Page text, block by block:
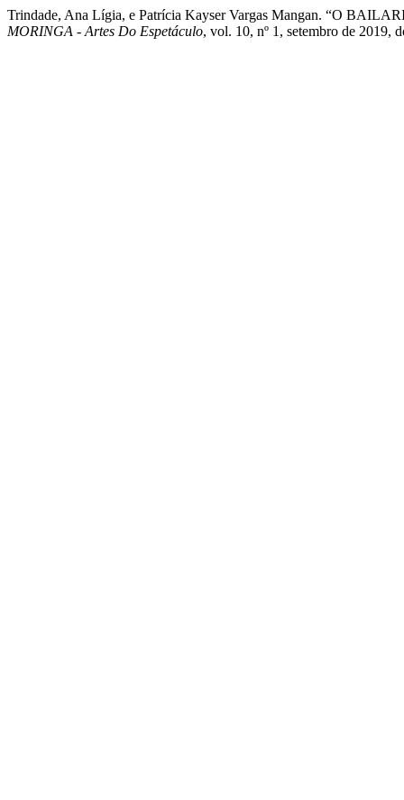
Trindade, Ana Lígia, e Patrícia Kayser Vargas Mangan. “O
MORINGA - Artes Do Espetáculo, vol. 10, nº 1, setembro de 2019,